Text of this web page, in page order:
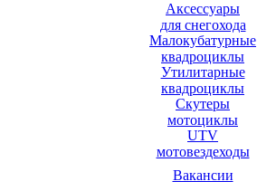
Аксессуары
для снегохода
Малокубатурные
квадроциклы
Утилитарные
квадроциклы
Скутеры
мотоциклы
UTV
мотовездеходы
Вакансии